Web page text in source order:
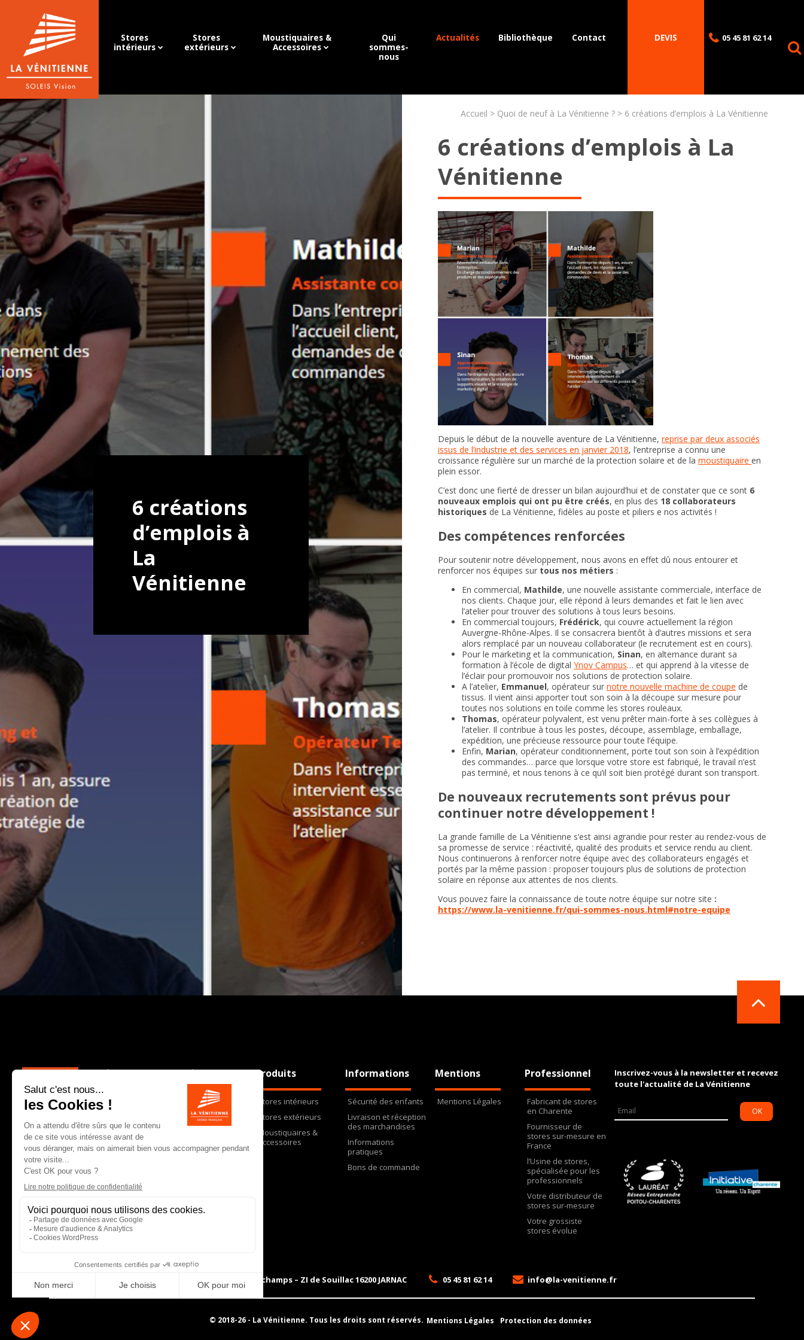
Stores
intérieurs
Stores
extérieurs
Moustiquaires &
Accessoires
Qui
sommes-
nous
Actualités Bibliothèque Contact DEVIS 05 45 81 62 14
6 créations
d’emplois à
La
Vénitienne
Accueil Quoi de neuf à La Vénitienne ? 6 créations d’emplois à La Vénitienne
6 créations d’emplois à La
Vénitienne
Depuis le début de la nouvelle aventure de La Vénitienne, reprise par deux associés
issus de l’industrie et des services en janvier 2018, l’entreprise a connu une
croissance régulière sur un marché de la protection solaire et de la moustiquaire en
plein essor.
C’est donc une fierté de dresser un bilan aujourd’hui et de constater que ce sont 6
nouveaux emplois qui ont pu être créés, en plus des 18 collaborateurs
historiques de La Vénitienne, fidèles au poste et piliers e nos activités !
Des compétences renforcées
Pour soutenir notre développement, nous avons en effet dû nous entourer et
renforcer nos équipes sur tous nos métiers :
En commercial, Mathilde, une nouvelle assistante commerciale, interface de
nos clients. Chaque jour, elle répond à leurs demandes et fait le lien avec
l’atelier pour trouver des solutions à tous leurs besoins.
En commercial toujours, Frédérick, qui couvre actuellement la région
Auvergne-Rhône-Alpes. Il se consacrera bientôt à d’autres missions et sera
alors remplacé par un nouveau collaborateur (le recrutement est en cours).
Pour le marketing et la communication, Sinan, en alternance durant sa
formation à l’école de digital Ynov Campus… et qui apprend à la vitesse de
l’éclair pour promouvoir nos solutions de protection solaire.
A l’atelier, Emmanuel, opérateur sur notre nouvelle machine de coupe de
tissus. Il vient ainsi apporter tout son soin à la découpe sur mesure pour
toutes nos solutions en toile comme les stores rouleaux.
Thomas, opérateur polyvalent, est venu prêter main-forte à ses collègues à
l’atelier. Il contribue à tous les postes, découpe, assemblage, emballage,
expédition, une précieuse ressource pour toute l’équipe.
Enfin, Marian, opérateur conditionnement, porte tout son soin à l’expédition
des commandes… parce que lorsque votre store est fabriqué, le travail n’est
pas terminé, et nous tenons à ce qu’il soit bien protégé durant son transport.
De nouveaux recrutements sont prévus pour
continuer notre développement !
La grande famille de La Vénitienne s’est ainsi agrandie pour rester au rendez-vous de
sa promesse de service : réactivité, qualité des produits et service rendu au client.
Nous continuerons à renforcer notre équipe avec des collaborateurs engagés et
portés par la même passion : proposer toujours plus de solutions de protection
solaire en réponse aux attentes de nos clients.
Vous pouvez faire la connaissance de toute notre équipe sur notre site :
https://www.la-venitienne.fr/qui-sommes-nous.html#notre-equipe
La Vénitienne est une PME charentaise qui,
depuis 30 ans, conçoit, fabrique et
commercialise dans toute la France des
stores et autres équipements de protection
solaire et lumineuse. En choisissant La
Vénitienne, vous faites le choix d’un
partenaire qui vous garantit un produit de
qualité, une réactivité immédiate et une
équipe commerciale expérimentée.
Produits
Stores intérieurs
Stores extérieurs
Moustiquaires &
Accessoires
Informations
Sécurité des enfants
Livraison et réception
des marchandises
Informations
pratiques
Bons de commande
Mentions
Mentions Légales
Professionnel
Fabricant de stores
en Charente
Fournisseur de
stores sur-mesure en
France
l’Usine de stores,
spécialisée pour les
professionnels
Votre distributeur de
stores sur-mesure
Votre grossiste
stores évolue
Inscrivez-vous à la newsletter et recevez
toute l'actualité de La Vénitienne
OK
6 allée des grands champs – ZI de Souillac16200 JARNAC 05 45 81 62 14 info@la-venitienne.fr
© 2018-26 - La Vénitienne. Tous les droits sont réservés. Mentions Légales Protection des données